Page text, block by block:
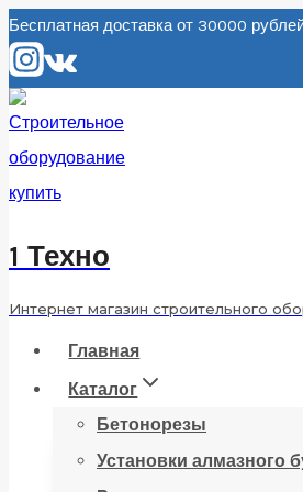
Перейти
к
содержанию
Бесплатная доставка от 30000
1 Техно
Интернет магазин строительного
Главная
Каталог
Бетонорезы
Установки алмазного